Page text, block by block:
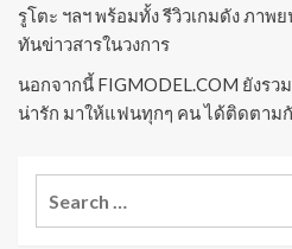
รูโตะ ฯลฯ พร้อมทั้ง รีวิวเกมดัง ภาพ
ทันข่าวสารในวงการ
นอกจากนี้ FIGMODEL.COM ยังร
น่ารัก มาให้แฟนทุกๆ คน ได้ติดตาม